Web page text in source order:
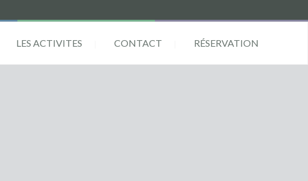
LES ACTIVITES CONTACT RÉSERVATION